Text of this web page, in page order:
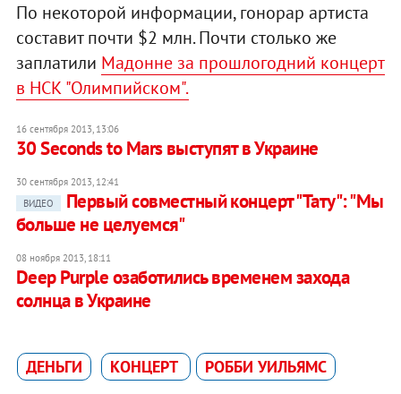
По некоторой информации, гонорар артиста
составит почти $2 млн. Почти столько же
заплатили Мадонне за прошлогодний концерт
в НСК "Олимпийском".
16 сентября 2013, 13:06
30 Seconds to Mars выступят в Украине
30 сентября 2013, 12:41
ВИДЕО
Первый совместный концерт "Тату": "Мы
больше не целуемся"
08 ноября 2013, 18:11
Deep Purple озаботились временем захода
солнца в Украине
ДЕНЬГИ КОНЦЕРТ РОББИ УИЛЬЯМС